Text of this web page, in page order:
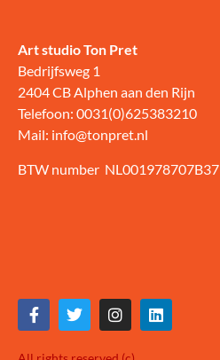
Art studio Ton Pret
Bedrijfsweg 1
2404 CB Alphen aan den Rijn
Telefoon: 0031(0)625383210
Mail: info@tonpret.nl
BTW number NL001978707B37